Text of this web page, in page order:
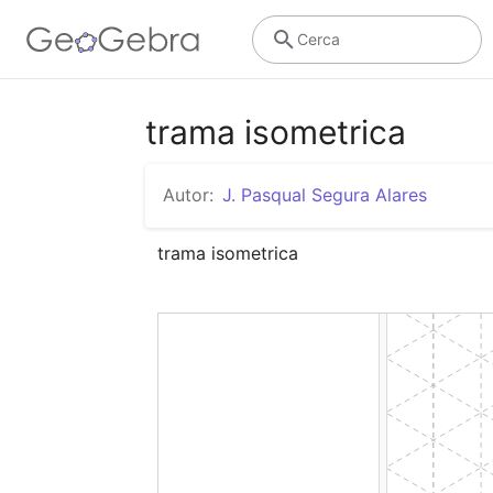
Cerca
trama isometrica
Autor: J. Pasqual Segura Alares
trama isometrica